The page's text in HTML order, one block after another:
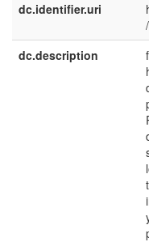
dc.identifier.uri
dc.description